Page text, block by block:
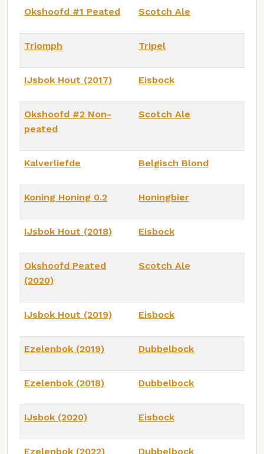
Okshoofd #1 Peated Scotch Ale
Triomph Tripel
IJsbok Hout (2017) Eisbock
Okshoofd #2 Non-
peated
Scotch Ale
Kalverliefde Belgisch Blond
Koning Honing 0.2 Honingbier
IJsbok Hout (2018) Eisbock
Okshoofd Peated
(2020)
Scotch Ale
IJsbok Hout (2019) Eisbock
Ezelenbok (2019) Dubbelbock
Ezelenbok (2018) Dubbelbock
IJsbok (2020) Eisbock
Ezelenbok (2022) Dubbelbock